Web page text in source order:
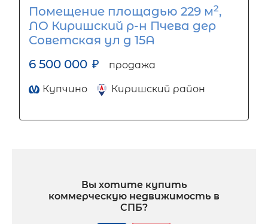
Помещение площадью 229 м2,
ЛО Киришский р-н Пчева дер
Советская ул д 15А
6 500 000 ₽ продажа
Купчино Киришский район
Вы хотите купить
коммерческую недвижимость в
СПБ?